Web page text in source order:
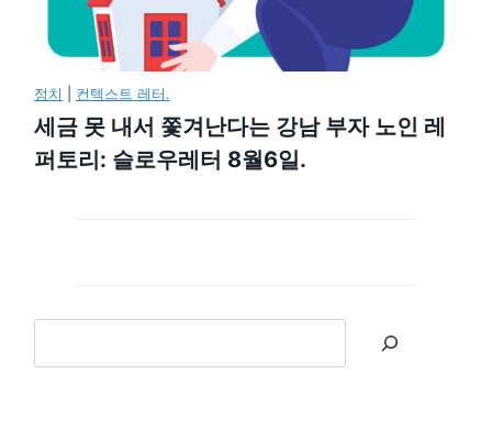
정치 컨텍스트 레터.
세금 못 내서 쫓겨난다는 강남 부자 노인 레
퍼토리: 슬로우레터 8월6일.